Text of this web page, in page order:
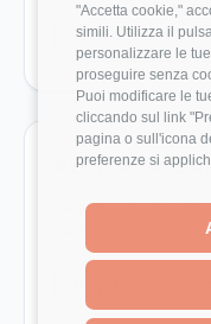
"Accetta cookie,"
simili. Utilizza il
personalizzare le
proseguire senza
Puoi modificare le
cliccando sul link
pagina o sull'icona
preferenze si
Sales
Aziende da
Pagine azienda
stipendio, rating e